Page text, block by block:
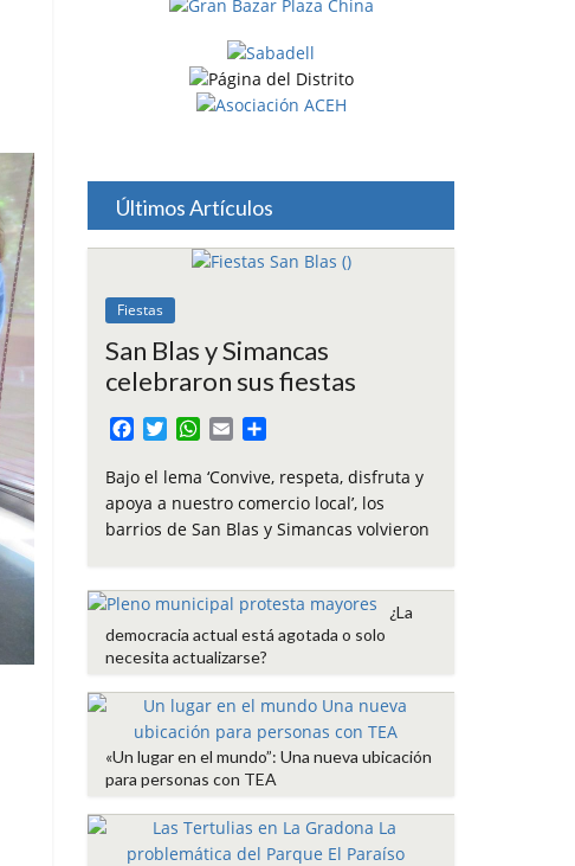
Últimos Artículos
Fiestas
San Blas y Simancas
celebraron sus fiestas
c
e
b
k
i
t
t
W
a
t
s
p
a
l
m
p
a
r
i
r
Bajo el lema ‘Convive, respeta, disfruta y
apoya a nuestro comercio local’, los
barrios de San Blas y Simancas volvieron
¿La
democracia actual está agotada o solo
necesita actualizarse?
«Un lugar en el mundo”: Una nueva ubicación
para personas con TEA